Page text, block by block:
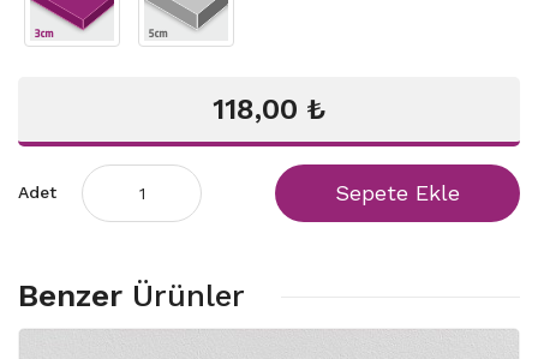
118,00 ₺
Adet Sepete Ekle
Benzer Ürünler